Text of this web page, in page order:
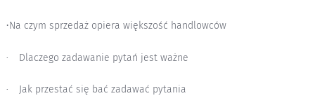
·Na czym sprzedaż opiera większość handlowców
· Dlaczego zadawanie pytań jest ważne
· Jak przestać się bać zadawać pytania